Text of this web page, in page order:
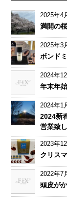
2025年4
満開の
2025年3
ボンド
2024年
年末年
2024年1
2024新
営業致し
2023年
クリス
2022年7
頭皮が